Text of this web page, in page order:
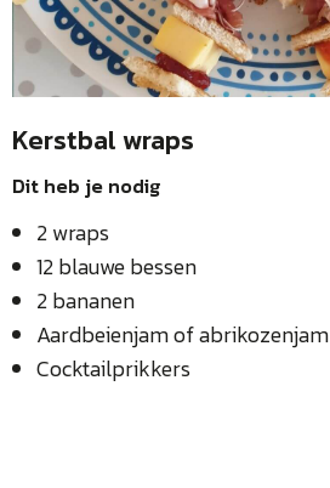
Kerstbal wraps
Dit heb je nodig
2 wraps
12 blauwe bessen
2 bananen
Aardbeienjam of abrikozenjam
Cocktailprikkers